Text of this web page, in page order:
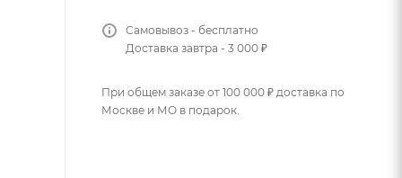
Самовывоз - бесплатно
Доставка завтра - 3 000 ₽
При общем заказе от 100 000 ₽ доставка по
Москве и МО в подарок.